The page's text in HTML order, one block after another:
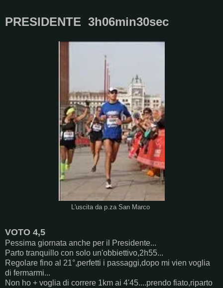
PRESIDENTE 3h06min30sec
L'uscita da p.za San Marco
VOTO 4,5
Pessima giornata anche per il Presidente...
Parto tranquillo con solo un'obbiettivo,2h55...
Regolare fino al 21°,perfetti i passaggi,dopo mi vien voglia
di fermarmi...
Non ho + voglia di correre 1km ai 4'45....prendo fiato,riparto